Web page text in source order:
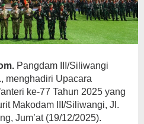
Pangdam III/Siliwangi
menghadiri Upacara
ke-77 Tahun 2025 yang
Makodam III/Siliwangi, Jl.
Jum’at (19/12/2025).